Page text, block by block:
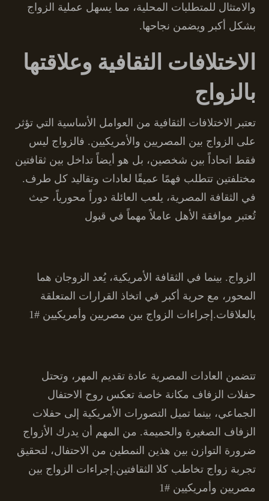
والامتثال للمتطلبات المحلية، مما يسهل عملية الزواج
بشكل أكبر ويضمن نجاحها.
الاختلافات الثقافية وعلاقتها
بالزواج
تعتبر الاختلافات الثقافية من العوامل الأساسية التي تؤثر
على الزواج بين المصريين والأمريكيين. فالزواج ليس
فقط اتحاداً بين شخصين، بل هو أيضاً تداخل بين ثقافتين
مختلفتين تتطلب فهمًا عميقًا لعادات وتقاليد كل طرف.
في الثقافة المصرية، يلعب العائلة دوراً محورياً، حيث
تُعتبر موافقة الأهل عاملاً مهماً في قبول
الزواج. بينما في الثقافة الأمريكية، يُعد الزوجان هما
المحور، مع حرية أكبر في اتخاذ القرارات المتعلقة
بالعلاقات.إجراءات الزواج بين مصريين وأمريكيين #1
تتضمن العادات المصرية عادة تقديم المهر، وتحتل
حفلات الزفاف مكانة خاصة تعكس روح الاحتفال
الجماعي، بينما تميل التصورات الأمريكية إلى حفلات
الزفاف الصغيرة والحميمة. من المهم أن يدرك الأزواج
ضرورة التوازن بين هذين النمطين من الاحتفال، لتحقيق
تجربة زواج تخاطب كلا الثقافتين.إجراءات الزواج بين
مصريين وأمريكيين #1